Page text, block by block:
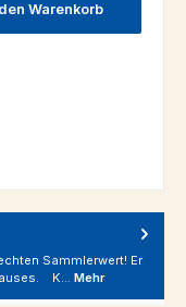
Warenkorb
Sammlerwert! Er
K… Mehr